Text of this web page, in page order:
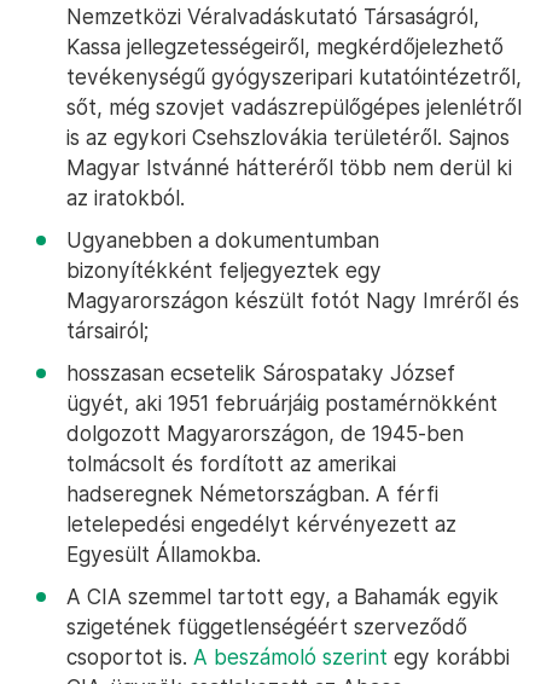
Nemzetközi Véralvadáskutató Társaságról,
Kassa jellegzetességeiről, megkérdőjelezhető
tevékenységű gyógyszeripari kutatóintézetről,
sőt, még szovjet vadászrepülőgépes jelenlétről
is az egykori Csehszlovákia területéről. Sajnos
Magyar Istvánné hátteréről több nem derül ki
az iratokból.
Ugyanebben a dokumentumban
bizonyítékként feljegyeztek egy
Magyarországon készült fotót Nagy Imréről és
társairól;
hosszasan ecsetelik Sárospataky József
ügyét, aki 1951 februárjáig postamérnökként
dolgozott Magyarországon, de 1945-ben
tolmácsolt és fordított az amerikai
hadseregnek Németországban. A férfi
letelepedési engedélyt kérvényezett az
Egyesült Államokba.
A CIA szemmel tartott egy, a Bahamák egyik
szigetének függetlenségéért szerveződő
csoportot is. A beszámoló szerint egy korábbi